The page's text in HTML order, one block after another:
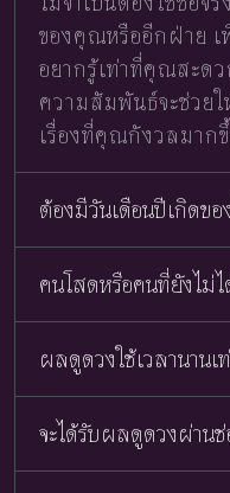
ของคุณหรืออีกฝ่าย
อยากรู้เท่าที่คุณสะด
ความสัมพันธ์จะช่วย
เรื่องที่คุณกังวลมาก
ต้องมีวันเดือนปีเกิดข
คนโสดหรือคนที่ยังไม่
ผลดูดวงใช้เวลานานเ
จะได้รับผลดูดวงผ่านช่